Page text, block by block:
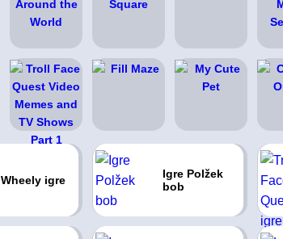
Wheely igre
Igre Polžek
bob